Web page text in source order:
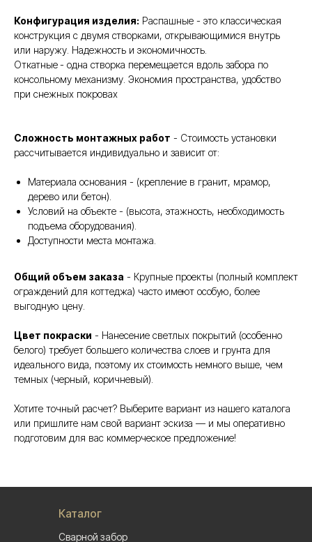
Конфигурация изделия: Распашные - это классическая
конструкция с двумя створками, открывающимися внутрь
или наружу. Надежность и экономичность.
Откатные- одна створка перемещается вдоль забора по
консольному механизму. Экономия пространства, удобство
при снежных покровах
Сложность монтажных работ - Стоимость установки
рассчитывается индивидуально и зависит от:
Материала основания - (крепление в гранит, мрамор,
дерево или бетон).
Условий на объекте - (высота, этажность, необходимость
подъема оборудования).
Доступности места монтажа.
Общий объем заказа - Крупные проекты (полный комплект
ограждений для коттеджа) часто имеют особую, более
выгодную цену.
Цвет покраски - Нанесение светлых покрытий (особенно
белого) требует большего количества слоев и грунта для
идеального вида, поэтому их стоимость немного выше, чем
темных (черный, коричневый).
Хотите точный расчет? Выберите вариант из нашего каталога
или пришлите нам свой вариант эскиза — и мы оперативно
подготовим для вас коммерческое предложение!
Каталог
Сварной забор